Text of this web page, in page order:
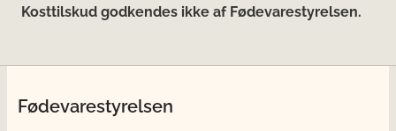
Kosttilskud godkendes ikke af Fødevarestyrelsen.
Fødevarestyrelsen